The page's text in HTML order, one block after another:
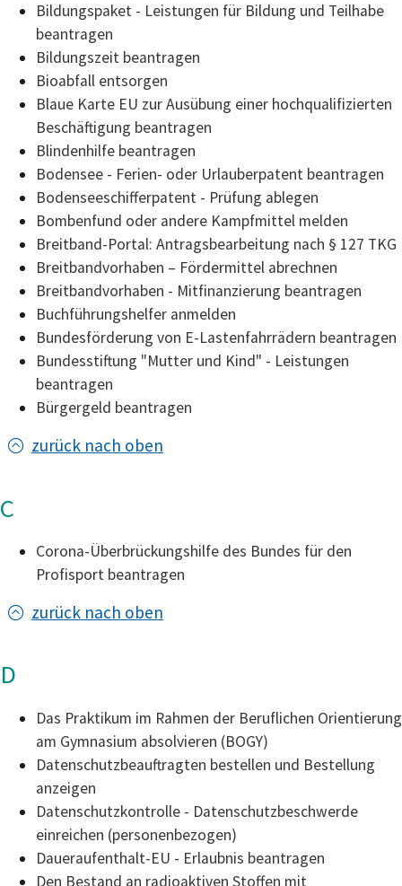
Bildungspaket - Leistungen für Bildung und Teilhabe
beantragen
Bildungszeit beantragen
Bioabfall entsorgen
Blaue Karte EU zur Ausübung einer hochqualifizierten
Beschäftigung beantragen
Blindenhilfe beantragen
Bodensee - Ferien- oder Urlauberpatent beantragen
Bodenseeschifferpatent - Prüfung ablegen
Bombenfund oder andere Kampfmittel melden
Breitband-Portal: Antragsbearbeitung nach § 127 TKG
Breitbandvorhaben – Fördermittel abrechnen
Breitbandvorhaben - Mitfinanzierung beantragen
Buchführungshelfer anmelden
Bundesförderung von E-Lastenfahrrädern beantragen
Bundesstiftung "Mutter und Kind" - Leistungen
beantragen
Bürgergeld beantragen
zurück nach oben
C
Corona-Überbrückungshilfe des Bundes für den
Profisport beantragen
zurück nach oben
D
Das Praktikum im Rahmen der Beruflichen Orientierung
am Gymnasium absolvieren (BOGY)
Datenschutzbeauftragten bestellen und Bestellung
anzeigen
Datenschutzkontrolle - Datenschutzbeschwerde
einreichen (personenbezogen)
Daueraufenthalt-EU - Erlaubnis beantragen
Den Bestand an radioaktiven Stoffen mit